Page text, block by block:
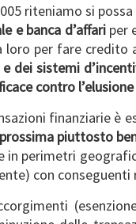
riteniamo si
e banca d’affariper
loro per fare credito
dei sistemi
contro
finanziarie è
piuttosto
in perimetri
con